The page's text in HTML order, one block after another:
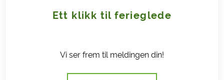
Ett klikk til ferieglede
Vi ser frem til meldingen din!